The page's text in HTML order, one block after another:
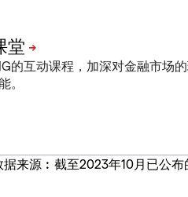
的互动课程，加深对金融市场
。
来源︰截至2023年10月已公布